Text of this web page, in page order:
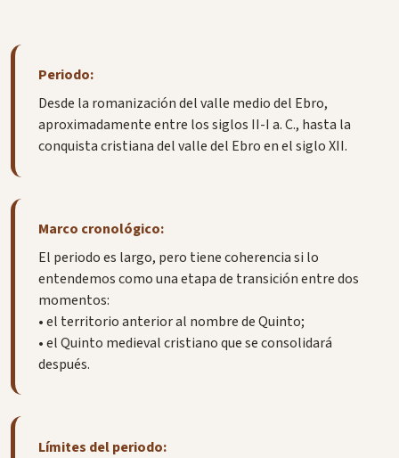
Periodo:
Desde la romanización del valle medio del Ebro,
aproximadamente entre los siglos II-I a. C., hasta la
conquista cristiana del valle del Ebro en el siglo XII.
Marco cronológico:
El periodo es largo, pero tiene coherencia si lo
entendemos como una etapa de transición entre dos
momentos:
• el territorio anterior al nombre de Quinto;
• el Quinto medieval cristiano que se consolidará
después.
Límites del periodo: